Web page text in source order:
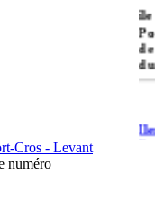
île
Cros - Levant
numéro